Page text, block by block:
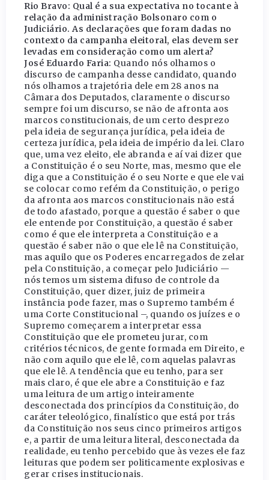
Rio Bravo: Qual é a sua expectativa no tocante à
relação da administração Bolsonaro com o
Judiciário. As declarações que foram dadas no
contexto da campanha eleitoral, elas devem ser
levadas em consideração como um alerta?
José Eduardo Faria: Quando nós olhamos o
discurso de campanha desse candidato, quando
nós olhamos a trajetória dele em 28 anos na
Câmara dos Deputados, claramente o discurso
sempre foi um discurso, se não de afronta aos
marcos constitucionais, de um certo desprezo
pela ideia de segurança jurídica, pela ideia de
certeza jurídica, pela ideia de império da lei. Claro
que, uma vez eleito, ele abranda e aí vai dizer que
a Constituição é o seu Norte, mas, mesmo que ele
diga que a Constituição é o seu Norte e que ele vai
se colocar como refém da Constituição, o perigo
da afronta aos marcos constitucionais não está
de todo afastado, porque a questão é saber o que
ele entende por Constituição, a questão é saber
como é que ele interpreta a Constituição e a
questão é saber não o que ele lê na Constituição,
mas aquilo que os Poderes encarregados de zelar
pela Constituição, a começar pelo Judiciário —
nós temos um sistema difuso de controle da
Constituição, quer dizer, juiz de primeira
instância pode fazer, mas o Supremo também é
uma Corte Constitucional –, quando os juízes e o
Supremo começarem a interpretar essa
Constituição que ele prometeu jurar, com
critérios técnicos, de gente formada em Direito, e
não com aquilo que ele lê, com aquelas palavras
que ele lê. A tendência que eu tenho, para ser
mais claro, é que ele abre a Constituição e faz
uma leitura de um artigo inteiramente
desconectada dos princípios da Constituição, do
caráter teleológico, finalístico que está por trás
da Constituição nos seus cinco primeiros artigos
e, a partir de uma leitura literal, desconectada da
realidade, eu tenho percebido que às vezes ele faz
leituras que podem ser politicamente explosivas e
gerar crises institucionais.